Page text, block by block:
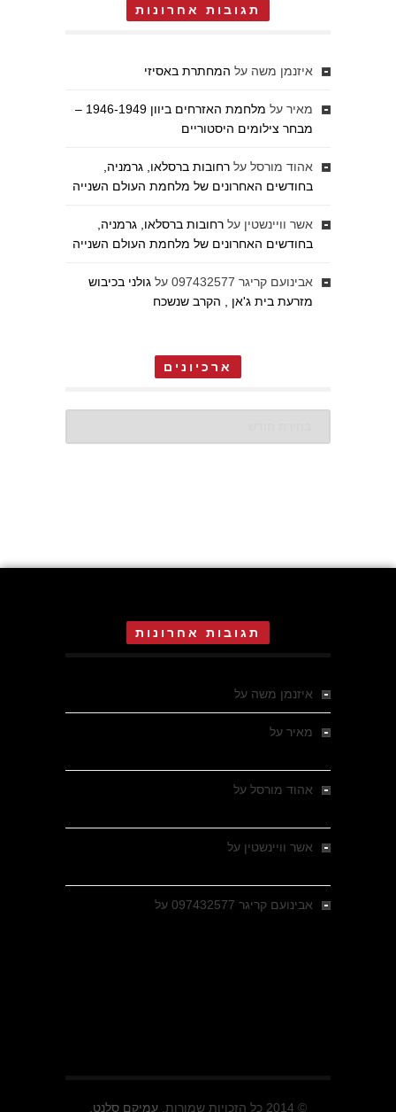
תגובות אחרונות
איזנמן משה על המחתרת באסיזי
מאיר על
מלחמת האזרחים ביוון 1946-1949 –
מבחר צילומים היסטוריים
אהוד מורסל על רחובות ברסלאו, גרמניה,
בחודשים האחרונים של מלחמת העולם השנייה
אשר וויינשטין על רחובות ברסלאו, גרמניה,
בחודשים האחרונים של מלחמת העולם השנייה
אבינועם קריגר 097432577 על גולני בכיבוש
מזרעת בית ג'אן , הקרב שנשכח
ארכיונים
תגובות אחרונות
איזנמן משה על
מאיר על
אהוד מורסל על
אשר וויינשטין על
אבינועם קריגר 097432577 על
© 2014 כל הזכויות שמורות. עמיקם סלנט.